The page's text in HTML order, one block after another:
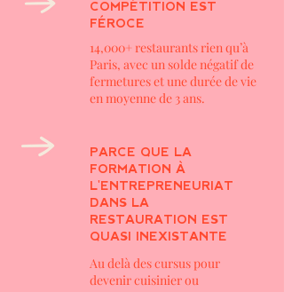
COMPÉTITION EST
FÉROCE
14,000+ restaurants rien qu’à
Paris, avec un solde négatif de
fermetures et une durée de vie
en moyenne de 3 ans.
PARCE QUE LA
FORMATION À
L'ENTREPRENEURIAT
DANS LA
RESTAURATION EST
QUASI INEXISTANTE
Au delà des cursus pour
devenir cuisinier ou